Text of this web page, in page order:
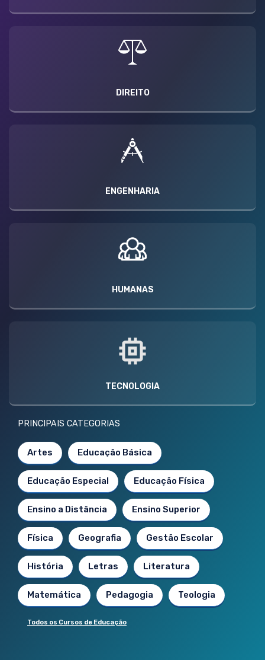
DIREITO
ENGENHARIA
HUMANAS
TECNOLOGIA
PRINCIPAIS CATEGORIAS
Artes Educação Básica
Educação Especial Educação Física
Ensino a Distância Ensino Superior
Física Geografia Gestão Escolar
História Letras Literatura
Matemática Pedagogia Teologia
Todos os Cursos de Educação